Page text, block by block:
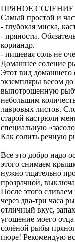
ПРЯНОЕ
Самый простой и
- глубокая миска,
- пряности.
кориандр.
- пищевая соль не
Домашнее соление
Этот вид домашнего
экземпляры весом
выпотрошенную
небольшим
лавровых листов.
старой кастрюли
специальную
Как солить речную
Все это добро надо
этого снимаем
нужно тщательно
прозрачной,
После этого
через два-три часа
отличный вкус,
угощение моего
солёной рыбы
пюре! Рекомендую